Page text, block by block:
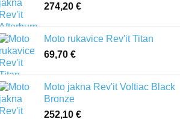
274,20 €
Moto rukavice Rev'it Titan
69,70 €
Moto jakna Rev'it Voltiac Black
Bronze
252,10 €